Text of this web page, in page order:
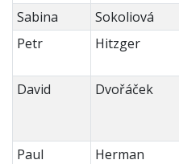
Sabina
Sokoliová
Petr
Hitzger
David Dvořáček
Paul
Herman